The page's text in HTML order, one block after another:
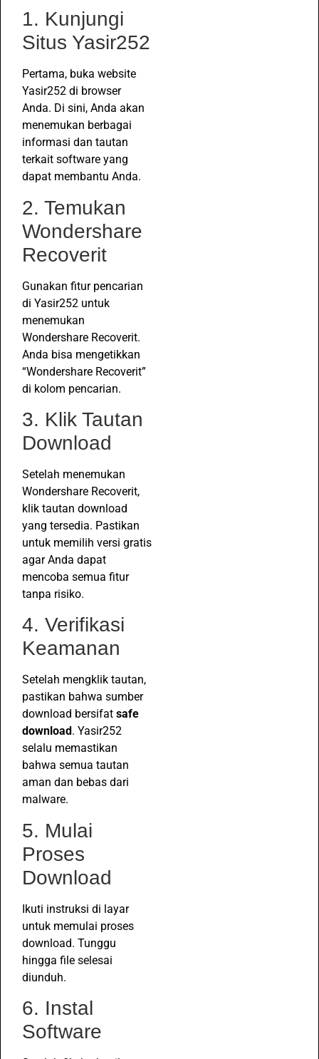
1. Kunjungi
Situs Yasir252
Pertama, buka website
Yasir252 di browser
Anda. Di sini, Anda akan
menemukan berbagai
informasi dan tautan
terkait software yang
dapat membantu Anda.
2. Temukan
Wondershare
Recoverit
Gunakan fitur pencarian
di Yasir252 untuk
menemukan
Wondershare Recoverit.
Anda bisa mengetikkan
“Wondershare Recoverit”
di kolom pencarian.
3. Klik Tautan
Download
Setelah menemukan
Wondershare Recoverit,
klik tautan download
yang tersedia. Pastikan
untuk memilih versi gratis
agar Anda dapat
mencoba semua fitur
tanpa risiko.
4. Verifikasi
Keamanan
Setelah mengklik tautan,
pastikan bahwa sumber
download bersifat safe
download . Yasir252
selalu memastikan
bahwa semua tautan
aman dan bebas dari
malware.
5. Mulai
Proses
Download
Ikuti instruksi di layar
untuk memulai proses
download. Tunggu
hingga file selesai
diunduh.
6. Instal
Software